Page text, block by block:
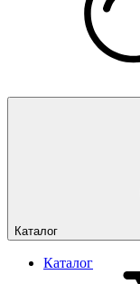
Каталог
Каталог